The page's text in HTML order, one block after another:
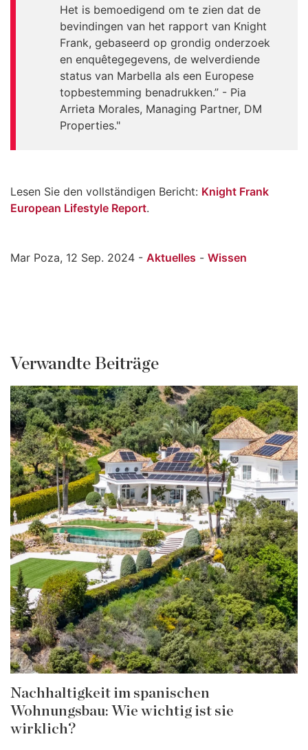
Het is bemoedigend om te zien dat de
bevindingen van het rapport van Knight
Frank, gebaseerd op grondig onderzoek
en enquêtegegevens, de welverdiende
status van Marbella als een Europese
topbestemming benadrukken.” - Pia
Arrieta Morales, Managing Partner, DM
Properties."
Lesen Sie den vollständigen Bericht: Knight Frank
European Lifestyle Report.
Mar Poza, 12 Sep. 2024 - Aktuelles - Wissen
Verwandte Beiträge
Nachhaltigkeit im spanischen
Wohnungsbau: Wie wichtig ist sie
wirklich?